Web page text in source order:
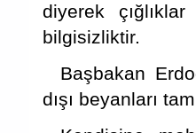
diyerek
bilgisizliktir.
Başbakan
dışı beyanları